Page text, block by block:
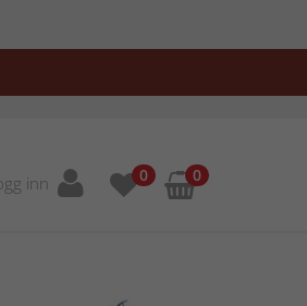
inn 0 0